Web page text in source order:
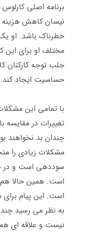
برنامه اصلی
نیسان کاهش هزینه
خطرناک باشد. او
مختلف او برای
جلب توجه کارکنان
حساسیت ایجاد کند.
با تمامی این
تغییرات در
چندان بد نخواهند
مشکلات زیادی را
سوددهی است و در
است. همین حالا
است. این پیام
به نظر می رسید
نیست و علاقه ای